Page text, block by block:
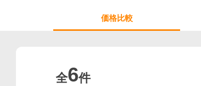
価格比較
全6件